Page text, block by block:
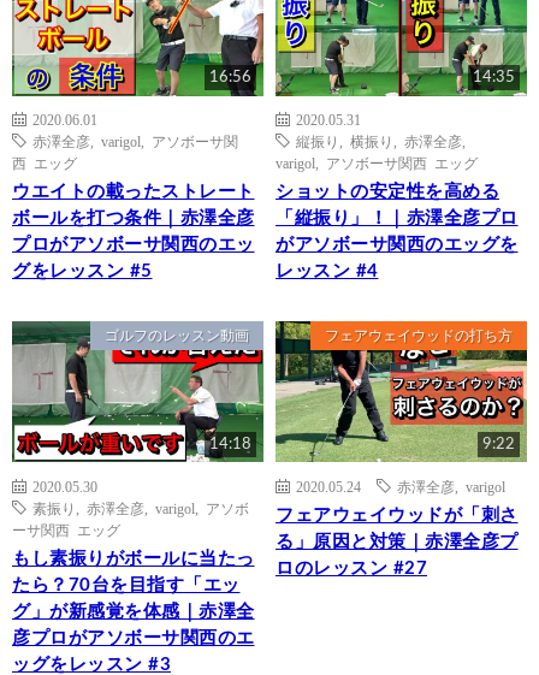
16:56
2020.06.01
赤澤全彦
varigol
アソボーサ関
西 エッグ
ウエイトの載ったストレート
ボールを打つ条件｜赤澤全彦
プロがアソボーサ関西のエッ
グをレッスン #5
14:35
2020.05.31
縦振り
横振り 赤澤全彦
varigol
アソボーサ関西 エッグ
ショットの安定性を高める
「縦振り」！｜赤澤全彦プロ
がアソボーサ関西のエッグを
レッスン #4
ゴルフのレッスン動画
14:18
2020.05.30
素振り
赤澤全彦 varigol
アソボ
ーサ関西 エッグ
もし素振りがボールに当たっ
たら？70台を目指す「エッ
グ」が新感覚を体感｜赤澤全
彦プロがアソボーサ関西のエ
ッグをレッスン #3
フェアウェイウッドの打ち方
9:22
2020.05.24 赤澤全彦 varigol
フェアウェイウッドが「刺さ
る」原因と対策｜赤澤全彦プ
ロのレッスン #27